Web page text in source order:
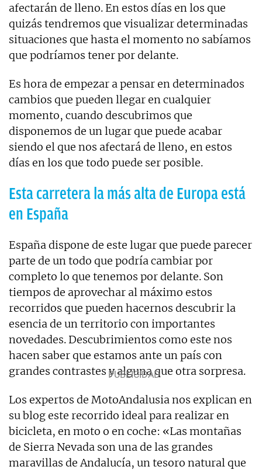
afectarán de lleno. En estos días en los que
quizás tendremos que visualizar determinadas
situaciones que hasta el momento no sabíamos
que podríamos tener por delante.
Es hora de empezar a pensar en determinados
cambios que pueden llegar en cualquier
momento, cuando descubrimos que
disponemos de un lugar que puede acabar
siendo el que nos afectará de lleno, en estos
días en los que todo puede ser posible.
Esta carretera la más alta de Europa está
en España
España dispone de este lugar que puede parecer
parte de un todo que podría cambiar por
completo lo que tenemos por delante. Son
tiempos de aprovechar al máximo estos
recorridos que pueden hacernos descubrir la
esencia de un territorio con importantes
novedades. Descubrimientos como este nos
hacen saber que estamos ante un país con
grandes contrastes y alguna que otra sorpresa.
Los expertos de MotoAndalusia nos explican en
su blog este recorrido ideal para realizar en
bicicleta, en moto o en coche: «Las montañas
de Sierra Nevada son una de las grandes
maravillas de Andalucía, un tesoro natural que